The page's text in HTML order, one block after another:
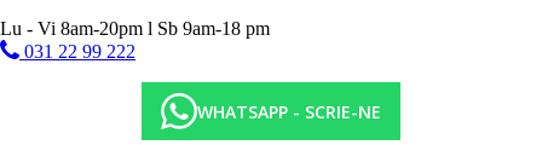
Descrierea plajei
nisipos
sezlonguri, umbrele, saltele si prosoape gratuite
bar pe plaja
Lu - Vi 8am-20pm l Sb 9am-18 pm
031 22 99 222
WHATSAPP - SCRIE-NE